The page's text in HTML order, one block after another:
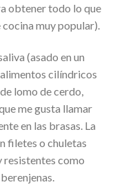
obtener todo lo que
muy popular).
(asado en un
cilíndricos
lomo de cerdo,
me gusta llamar
en las brasas. La
filetes o chuletas
resistentes como